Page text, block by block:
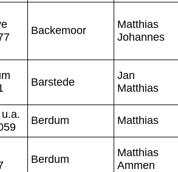
Backemoor
Matthias
Johannes
Barstede
Jan
Matthias
Berdum Matthias
Berdum
Matthias
Ammen